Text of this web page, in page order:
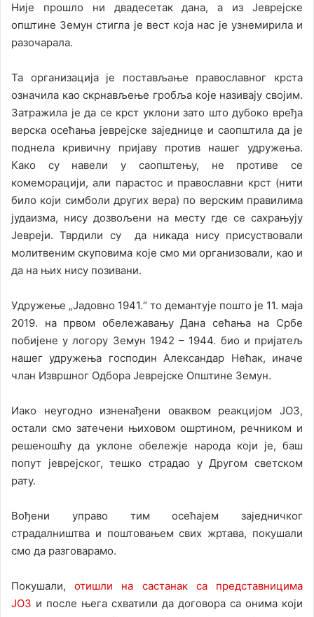
Није прошло ни двадесетак дана, а из Јеврејске
општине Земун стигла је вест која нас је узнемирила и
разочарала.
Та организација је постављање православног крста
означила као скрнављење гробља које називају својим.
Затражила је да се крст уклони зато што дубоко вређа
верска осећања јеврејске заједнице и саопштила да је
поднела кривичну пријаву против нашег удружења.
Како су навели у саопштењу, не противе се
комеморацији, али парастос и православни крст (нити
било који симболи других вера) по верским правилима
јудаизма, нису дозвољени на месту где се сахрањују
Јевреји. Тврдили су да никада нису присуствовали
молитвеним скуповима које смо ми организовали, као и
да на њих нису позивани.
Удружење „Јадовно 1941.“ то демантује пошто је 11. маја
2019. на првом обележавању Дана сећања на Србе
побијене у логору Земун 1942 – 1944. био и пријатељ
нашег удружења господин Александар Нећак, иначе
члан Извршног Одбора Јеврејске Општине Земун.
Иако неугодно изненађени оваквом реакцијом ЈОЗ,
остали смо затечени њиховом ошртином, речником и
решеношћу да уклоне обележје народа који је, баш
попут јеврејског, тешко страдао у Другом светском
рату.
Вођени управо тим осећајем заједничког
страдалништва и поштовањем свих жртава, покушали
смо да разговарамо.
Покушали,отишли на састанак са представницима
ЈОЗ и после њега схватили да договора са онима који